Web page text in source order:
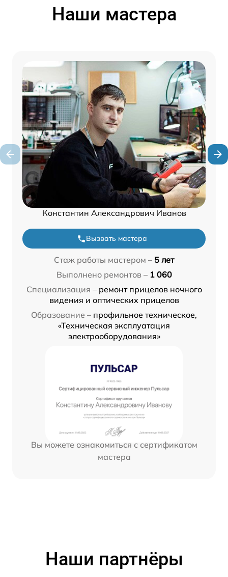
Наши мастера
Константин Александрович Иванов
Вызвать мастера
Стаж работы мастером – 5 лет
Выполнено ремонтов – 1 060
Специализация – ремонт прицелов ночного
видения и оптических прицелов
Образование – профильное техническое,
«Техническая эксплуатация
электрооборудования»
Вы можете ознакомиться с сертификатом
мастера
Наши партнёры